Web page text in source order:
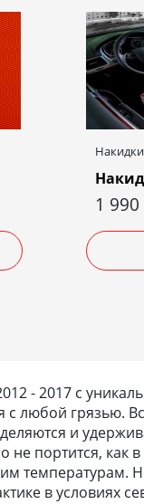
1 990
- 2017 с
любой грязью.
и
не портится, как
температурам.
в условиях